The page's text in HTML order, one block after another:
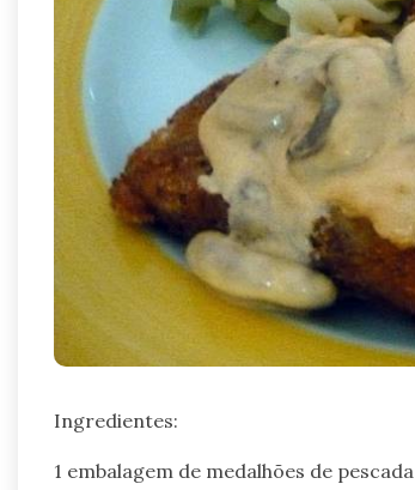
Ingredientes:
1 embalagem de medalhões de pescada